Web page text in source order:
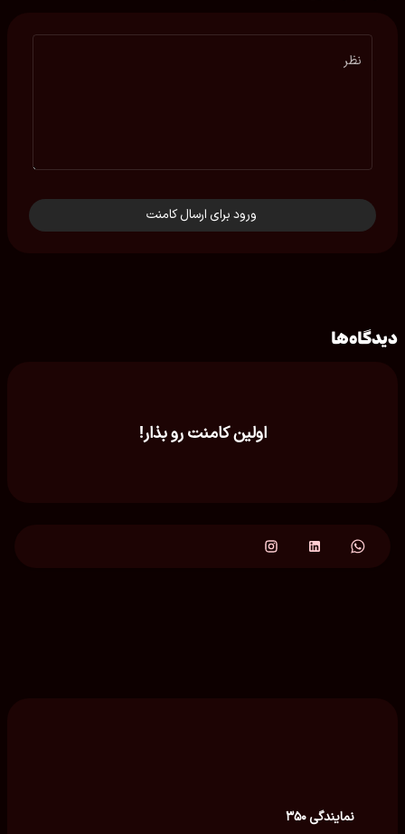
نظر
ورود برای ارسال کامنت
دیدگاه‌ها
اولین کامنت رو بذار!
نمایندگی ۳۵۰